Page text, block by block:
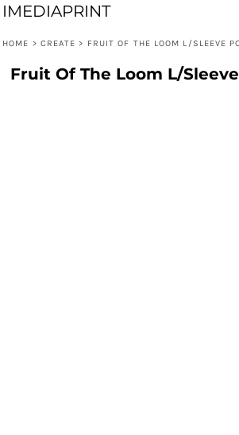
IMEDIAPRINT
HOME > CREATE > FRUIT OF THE LOOM L/SLEEVE
Fruit Of The Loom L/